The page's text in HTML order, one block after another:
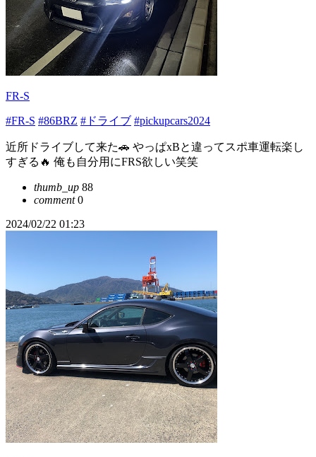
FR-S
#FR-S #86BRZ #ドライブ #pickupcars2024
近所ドライブして来た🚗 やっぱxBと違ってスポ車運転楽し
すぎる🔥 俺も自分用にFRS欲しい笑笑
thumb_up 88
comment0
2024/02/22 01:23